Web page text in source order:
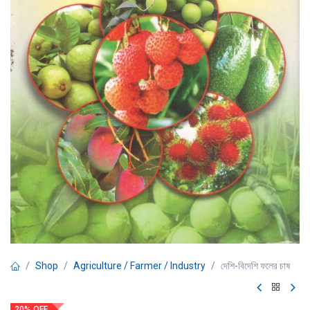
Shop Agriculture / Farmer / Industry দেশি-বিদেশি ফলের চাষ